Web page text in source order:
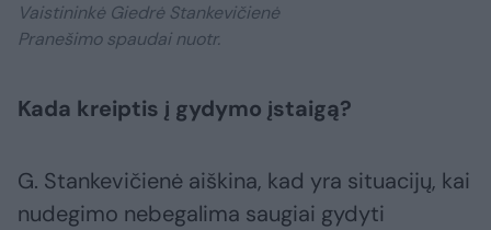
Vaistininkė Giedrė Stankevičienė
Pranešimo spaudai nuotr.
Kada kreiptis į gydymo įstaigą?
G. Stankevičienė aiškina, kad yra situacijų, kai
nudegimo nebegalima saugiai gydyti